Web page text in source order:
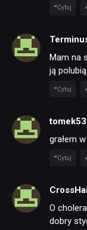
Cytuj
Mam na
ją
Cytuj
grałem
Cytuj
O
dobry